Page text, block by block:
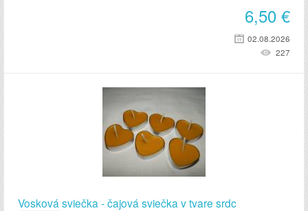
6,50 €
02.08.2026
227
Vosková sviečka - čajová sviečka v tvare srdc